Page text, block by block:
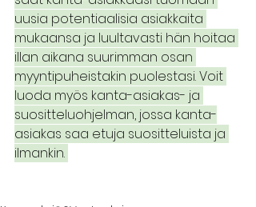
uusia potentiaalisia asiakkaita
mukaansa ja luultavasti hän hoitaa
illan aikana suurimman osan
myyntipuheistakin puolestasi. Voit
luoda myös kanta-asiakas- ja
suositteluohjelman, jossa kanta-
asiakas saa etuja suositteluista ja
ilmankin.